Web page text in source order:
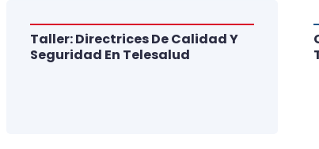
Taller: Directrices De Calidad Y
Seguridad En Telesalud